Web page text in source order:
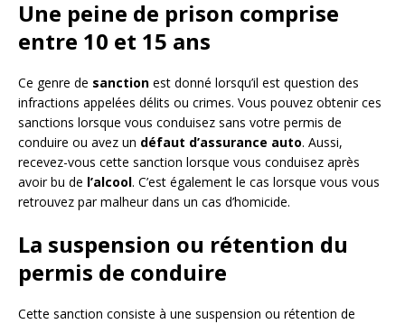
Une peine de prison comprise
entre 10 et 15 ans
Ce genre de sanction est donné lorsqu’il est question des
infractions appelées délits ou crimes. Vous pouvez obtenir ces
sanctions lorsque vous conduisez sans votre permis de
conduire ou avez un défaut d’assurance auto. Aussi,
recevez-vous cette sanction lorsque vous conduisez après
avoir bu de l’alcool. C’est également le cas lorsque vous vous
retrouvez par malheur dans un cas d’homicide.
La suspension ou rétention du
permis de conduire
Cette sanction consiste à une suspension ou rétention de